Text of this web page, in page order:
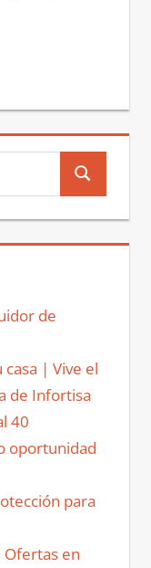
Buscar
de
casa | Vive el
de Infortisa
40
oportunidad
para
en